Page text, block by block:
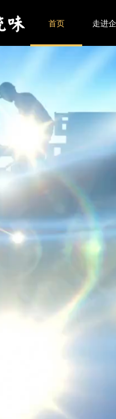
首页 走进